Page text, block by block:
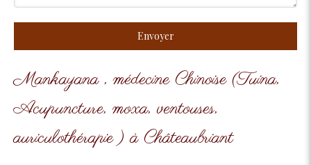
Envoyer
Mankayana , médecine Chinoise (Tuina,
Acupuncture, moxa, ventouses,
auriculothérapie ) à Châteaubriant